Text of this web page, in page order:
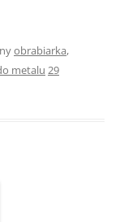
obrabiarka,
metalu 29